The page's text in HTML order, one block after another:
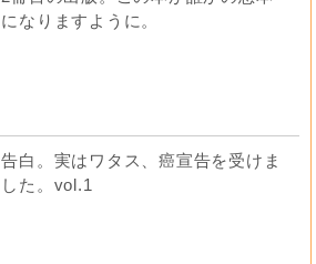
になりますように。
告白。実はワタス、癌宣告を受けま
した。vol.1